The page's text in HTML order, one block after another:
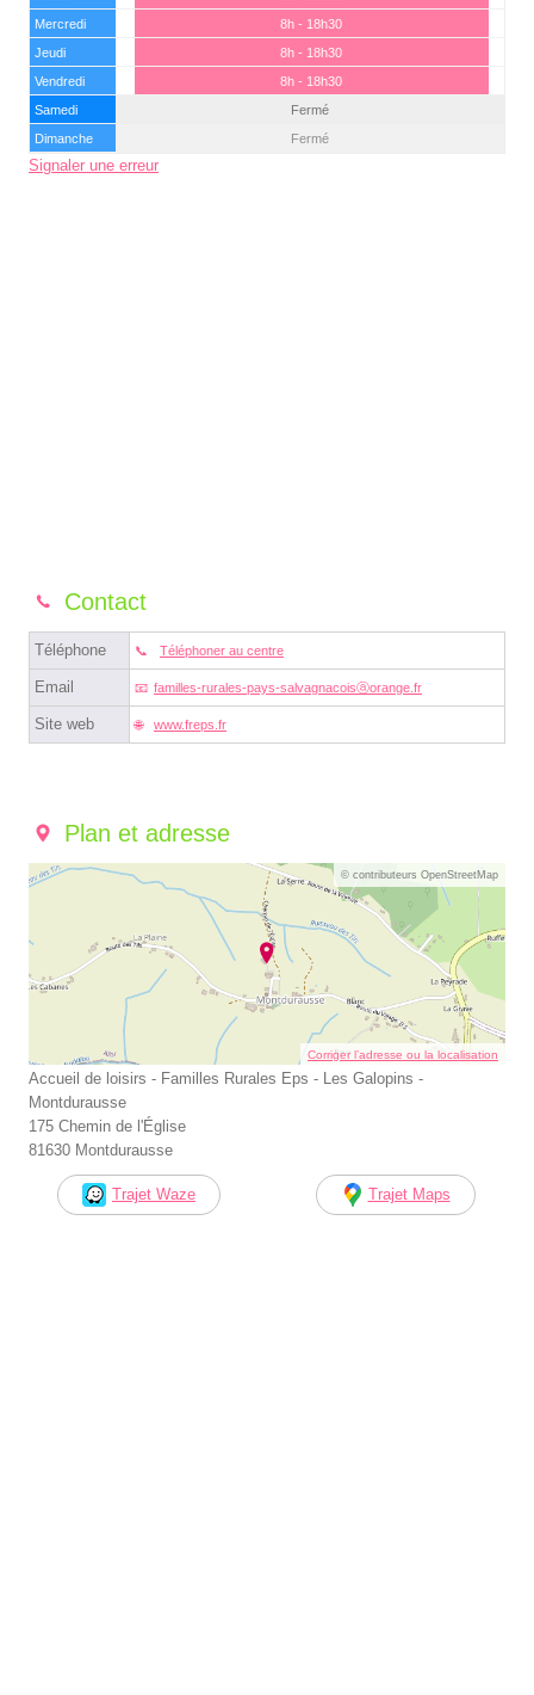
Mercredi
8h - 18h30
Jeudi
8h - 18h30
Vendredi
8h - 18h30
Samedi
Fermé
Dimanche
Fermé
Signaler une erreur
Contact
Téléphone Téléphoner au centre
Email familles-rurales-pays-salvagnacoisⓐorange.fr
Site web www.freps.fr
Plan et adresse
© contributeurs OpenStreetMap
Corriger l’adresse ou la localisation
Accueil de loisirs - Familles Rurales Eps - Les Galopins -
Montdurausse
175 Chemin de l'Église
81630 Montdurausse
Trajet Waze Trajet Maps